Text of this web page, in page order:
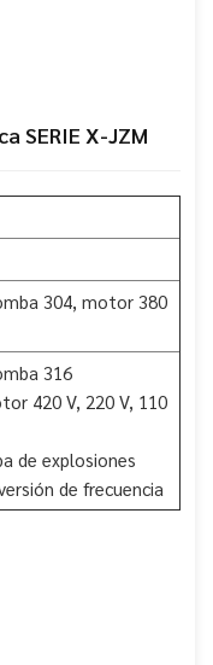
SERIE X-JZM
304, motor 380
316
420 V, 220 V, 110
de explosiones
de frecuencia